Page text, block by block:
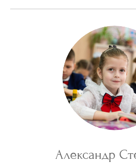
Александр